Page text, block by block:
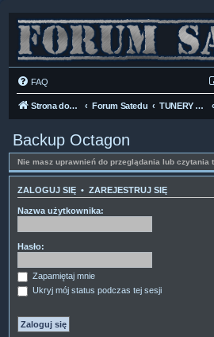
FAQ
Strona domowa Forum Satedu TUNERY SAT HD-LINUX
Backup Octagon
Nie masz uprawnień do przeglądania lub czytania
ZALOGUJ SIĘ • ZAREJESTRUJ SIĘ
Nazwa użytkownika:
Hasło:
Zapamiętaj mnie
Ukryj mój status podczas tej sesji